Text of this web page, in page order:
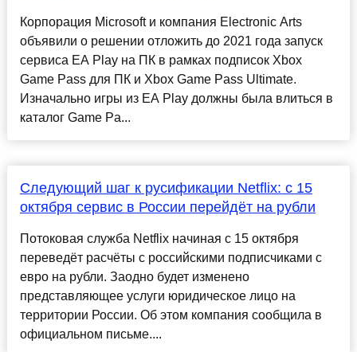
Корпорация Microsoft и компания Electronic Arts
объявили о решении отложить до 2021 года запуск
сервиса EA Play на ПК в рамках подписок Xbox
Game Pass для ПК и Xbox Game Pass Ultimate.
Изначально игры из EA Play должны была влиться в
каталог Game Pa...
Следующий шаг к русификации Netflix: с 15
октября сервис в России перейдёт на рубли
Потоковая служба Netflix начиная с 15 октября
переведёт расчёты с российскими подписчиками с
евро на рубли. Заодно будет изменено
представляющее услуги юридическое лицо на
территории России. Об этом компания сообщила в
официальном письме....